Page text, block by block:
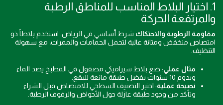
1. اختيار البلاط المناسب للمناطق الرطبة
والمرتفعة الحركة
مقاومة الرطوبة والاحتكاك شرط أساسي في الرياض. استخدم بلاطاً ذو
امتصاص منخفض ومتانة عالية لتحمل الحمامات والممرات، مع سهولة
التنظيف.
مثال عملي: ضع بلاط سيراميكي مصقول في المطبخ يصد الماء
ويدوم 10 سنوات بفضل طبقة مانعة للبقع.
نصيحة عملية: اختبر التصنيف السطحي للامتصاص قبل الشراء
وتأكد من وجود طبقة عازلة حول الأحواض والرفوف الرطبة.